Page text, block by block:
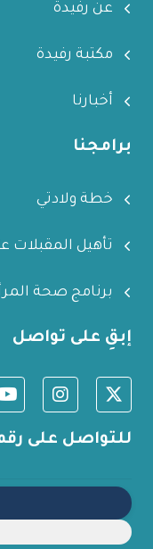
عن رفيدة
مكتبة رفيدة
أخبارنا
برامجنا
خطة ولادتي
تأهيل المقبلات
برنامج صحة
إبقِ على تواصل
للتواصل على رقم